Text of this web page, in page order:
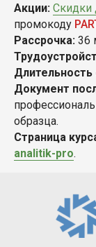
Акции: Скидки
промокоду
Рассрочка: 36
Длительность
Документ
образца.
Страница
analitik-pro.